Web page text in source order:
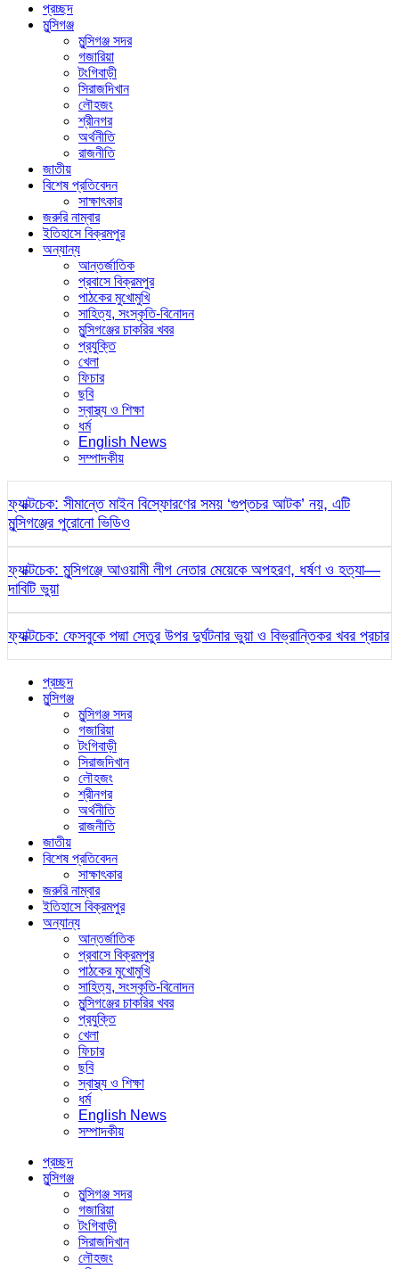
প্রচ্ছদ
মুন্সিগঞ্জ
মুন্সিগঞ্জ সদর
গজারিয়া
টংগিবাড়ী
সিরাজদিখান
লৌহজং
শ্রীনগর
অর্থনীতি
রাজনীতি
জাতীয়
বিশেষ প্রতিবেদন
সাক্ষাৎকার
জরুরি নাম্বার
ইতিহাসে বিক্রমপুর
অন্যান্য
আন্তর্জাতিক
প্রবাসে বিক্রমপুর
পাঠকের মুখোমুখি
সাহিত্য, সংস্কৃতি-বিনোদন
মুন্সিগঞ্জের চাকরির খবর
প্রযুক্তি
খেলা
ফিচার
ছবি
স্বাস্থ্য ও শিক্ষা
ধর্ম
English News
সম্পাদকীয়
ফ্যাক্টচেক: সীমান্তে মাইন বিস্ফোরণের সময় ‘গুপ্তচর আটক’ নয়, এটি
মুন্সিগঞ্জের পুরোনো ভিডিও
ফ্যাক্টচেক: মুন্সিগঞ্জে আওয়ামী লীগ নেতার মেয়েকে অপহরণ, ধর্ষণ ও হত্যা—
দাবিটি ভুয়া
ফ্যাক্টচেক: ফেসবুকে পদ্মা সেতুর উপর দুর্ঘটনার ভুয়া ও বিভ্রান্তিকর খবর প্রচার
প্রচ্ছদ
মুন্সিগঞ্জ
মুন্সিগঞ্জ সদর
গজারিয়া
টংগিবাড়ী
সিরাজদিখান
লৌহজং
শ্রীনগর
অর্থনীতি
রাজনীতি
জাতীয়
বিশেষ প্রতিবেদন
সাক্ষাৎকার
জরুরি নাম্বার
ইতিহাসে বিক্রমপুর
অন্যান্য
আন্তর্জাতিক
প্রবাসে বিক্রমপুর
পাঠকের মুখোমুখি
সাহিত্য, সংস্কৃতি-বিনোদন
মুন্সিগঞ্জের চাকরির খবর
প্রযুক্তি
খেলা
ফিচার
ছবি
স্বাস্থ্য ও শিক্ষা
ধর্ম
English News
সম্পাদকীয়
প্রচ্ছদ
মুন্সিগঞ্জ
মুন্সিগঞ্জ সদর
গজারিয়া
টংগিবাড়ী
সিরাজদিখান
লৌহজং